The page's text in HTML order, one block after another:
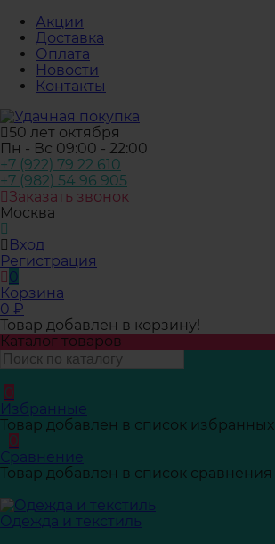
Акции
Доставка
Оплата
Новости
Контакты
50 лет октября
Пн - Вс 09:00 - 22:00
+7 (922) 79 22 610
+7 (982) 54 96 905
Заказать звонок
Москва
Вход
Регистрация
0
Корзина
0 ₽
Товар добавлен в корзину!
Каталог товаров
0
Избранные
Товар добавлен в список избранных
0
Сравнение
Товар добавлен в список сравнения
Одежда и текстиль